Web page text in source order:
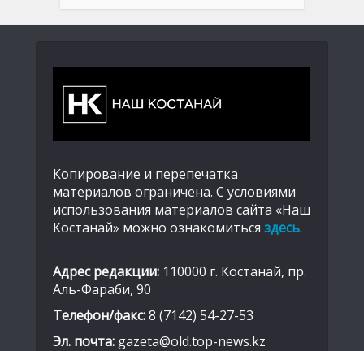
Копирование и перепечатка
материалов ограничена. С условиями
использования материалов сайта «Наш
Костанай» можно ознакомиться здесь.
Адрес редакции: 110000 г. Костанай, пр.
Аль-Фараби, 90
Телефон/факс:8 (7142) 54-27-53
Эл. почта: gazeta@old.top-news.kz